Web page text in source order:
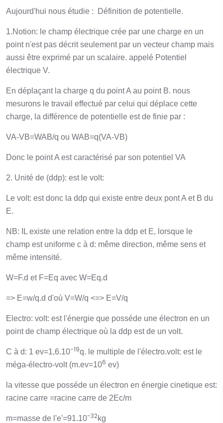
Aujourd'hui nous étudie : Définition de potentielle.
1.Notion: le champ électrique crée par une charge en un
point n'est pas décrit seulement par un vecteur champ mais
aussi être exprimé par un scalaire. appelé Potentiel
électrique V.
En déplaçant la charge q du point A au point B. nous
mesurons le travail effectué par celui qui déplace cette
charge, la différence de potentielle est de finie par :
VA-VB=WAB/q ou WAB=q(VA-VB)
Donc le point A est caractérisé par son potentiel VA
2. Unité de (ddp): est le volt:
Le volt: est donc la ddp qui existe entre deux pont A et B du
E.
NB: IL existe une relation entre la ddp et E, lorsque le
champ est uniforme c à d: même direction, même sens et
même intensité.
W=F.d et F=Eq avec W=Eq.d
=> E=w/q.d d'où V=W/q <=> E=V/q
Electro: volt: est l'énergie que posséde une électron en un
point de champ électrique où la ddp est de un volt.
C à d: 1 ev=1,6.10-19q. le multiple de l'électro.volt: est le
méga-électro-volt (m.ev=106 ev)
la vitesse que posséde un électron en énergie cinetique est:
racine carre =racine carre de 2Ec/m
m=masse de l'e'=91.10-32kg